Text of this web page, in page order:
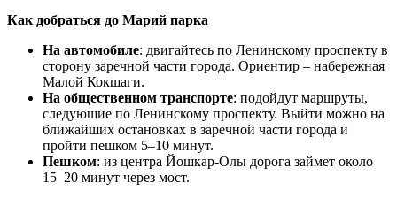
Как добраться до Марий парка
На автомобиле: двигайтесь по Ленинскому проспекту в
сторону заречной части города. Ориентир – набережная
Малой Кокшаги.
На общественном транспорте: подойдут маршруты,
следующие по Ленинскому проспекту. Выйти можно на
ближайших остановках в заречной части города и
пройти пешком 5–10 минут.
Пешком: из центра Йошкар-Олы дорога займет около
15–20 минут через мост.